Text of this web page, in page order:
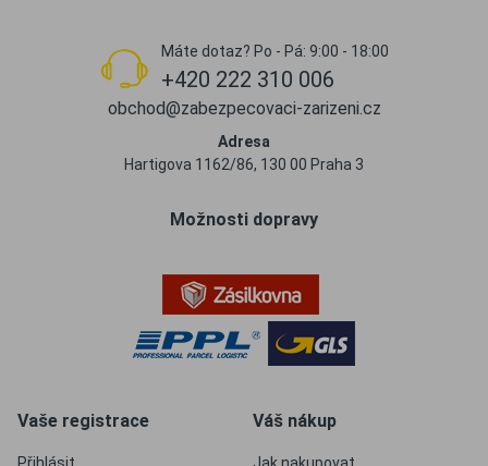
Máte dotaz? Po - Pá: 9:00 - 18:00
+420 222 310 006
obchod@zabezpecovaci-zarizeni.cz
Adresa
Hartigova 1162/86, 130 00 Praha 3
Možnosti dopravy
Vaše registrace Váš nákup